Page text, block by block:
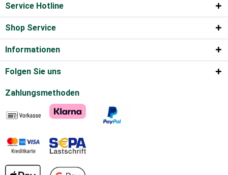
Service Hotline
Shop Service
Informationen
Folgen Sie uns
Zahlungsmethoden